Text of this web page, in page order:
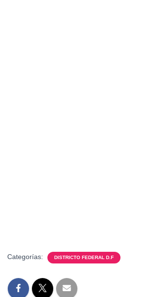
Categorías: DISTRICTO FEDERAL D.F